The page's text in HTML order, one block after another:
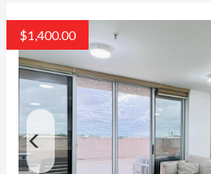
$1,400.00